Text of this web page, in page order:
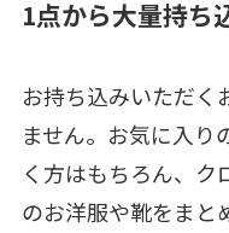
1点から大量持ち
お持ち込みいただく
ません。お気に入り
く方はもちろん、ク
のお洋服や靴をまと